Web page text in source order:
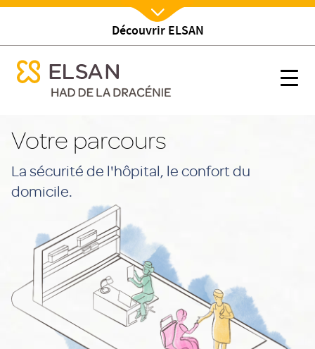
au
contenu
principal
Découvrir ELSAN
Votre parcours
menu mobile
Nx:Afficher menu
menu mobile
Votre parcours
La sécurité de l'hôpital, le confort du
domicile.